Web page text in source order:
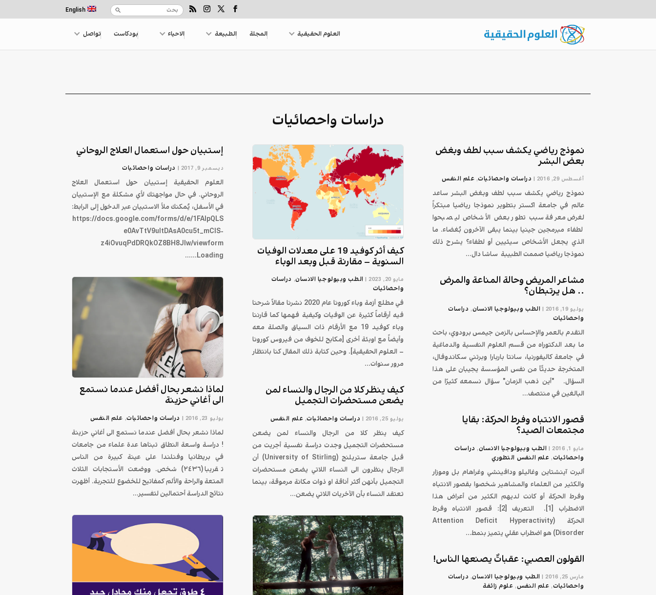
English
العلوم الحقيقية المجلة الطبيعة الاحياء بودكاست تواصل
دراسات واحصائيات
نموذج رياضي يكشف سبب لطف وبغض
بعض البشر
أغسطس 29, 2016 | دراسات واحصائيات, علم النفس
نموذج رياضي يكشف سبب لطف وبغض البشر ساعد
عالم في جامعة اكستر بتطوير نموذجا رياضيا مبتكراً
لغرض معرفة سبب تطور بعض الأشخاص ليصبحوا
لطفاء مبرمجين جينيا بينما يبقى الآخرون بُغضاء. ما
الذي يجعل الأشخاص سيئيين أو لطفاء؟ يشرح ذلك
نموذجا رياضيا صممت الطبيبة ساشا دال...
مشاعر المريض وحالة المناعة والمرض
.. هل يرتبطان؟
يوليو 19, 2016 | الطب وبيولوجيا الانسان, دراسات
واحصائيات
التقدم بالعمر والإحساس بالزمن جيمس برودوي، باحث
ما بعد الدكتوراه من قسم العلوم النفسية والدماغية
في جامعة كاليفورنيا، سانتا باربارا وبرتني سكاندوفال،
المتخرجة حديثًأ من نفس المؤسسة يجيبان على هذا
السؤال. "أين ذهب الزمان" سؤال نسمعه كثيرًا من
البالغين في منتصف...
قصور الانتباه وفرط الحركة: بقايا
مجتمعات الصيد؟
مايو 1, 2016 | الطب وبيولوجيا الانسان, دراسات
واحصائيات, علم النفس التطوري
ألبرت آينشتاين وغاليلو ودافينشي وغراهام بل وموزار
والكثير من العلماء والمشاهير شخصوا بقصور الانتباه
وفرط الحركة أو كانت لديهم الكثير من أعراض هذا
الاضطراب [1]. التعريف [2]: قصور الانتباه وفرط
الحركة (Attention Deficit Hyperactivity
Disorder) هو اضطراب عقلي يتميز بنمط...
القولون العصبي: عقباتٌ يصنعها الناس!
مارس 25, 2016 | الطب وبيولوجيا الانسان, دراسات
واحصائيات, علم النفس, علوم زائفة
كيف أثر كوفيد 19 على معدلات الوفيات
السنوية – مقارنة قبل وبعد الوباء
مايو 20, 2023 | الطب وبيولوجيا الانسان, دراسات
واحصائيات
في مطلع أزمة وباء كورونا عام 2020 نشرنا مقالاً شرحنا
فيه أرقاماً كثيرة عن الوفيات وكيفية فهمها كما قارننا
وباء كوفيد 19 مع الأرقام ذات السياق والصلة معه
وأيضاً مع اوبئة أخرى [مكابح للخوف من فيروس كورونا
– العلوم الحقيقية]. وحين كتابة ذلك المقال كنا بانتظار
مرور سنوات...
كيف ينظر كلا من الرجال والنساء لمن
يضعن مستحضرات التجميل
يوليو 25, 2016 | دراسات واحصائيات, علم النفس
كيف ينظر كلا من الرجال والنساء لمن يضعن
مستحضرات التجميل وجدت دراسة نفسية أجريت من
قبل جامعة ستريلنج (University of Stirling) أن
الرجال ينظرون الى النساء اللاتي يضعن مستحضرات
التجميل بأنهن أكثر أناقة او ذوات مكانة مرموقة، بينما
تعتقد النساء بأن الآخريات اللاتي يضعن...
إستبيان حول استعمال العلاج الروحاني
ديسمبر 9, 2017 | دراسات واحصائيات
العلوم الحقيقية إستبيان حول استعمال العلاج
الروحاني. في حال مواجهتك لأي مشكلة مع الإستبيان
في الأسفل، يُمكنك ملأ الاستبيان عبر الدخول إلى الرابط:
https://docs.google.com/forms/d/e/1FAIpQLS
e0AvTtV9uItDAsA0cu5t_mClS-
z4iOvuqPdDRQkOZ8BH8Jlw/viewform
Loading......
لماذا نشعر بحال أفضل عندما نستمع
الى أغاني حزينة
يوليو 23, 2016 | دراسات واحصائيات, علم النفس
لماذا نشعر بحال أفضل عندما نستمع الى أغاني حزينة
! دراسة واسعة النطاق تبناها عدة علماء من جامعات
في بريطانيا وفنلندا على عينة كبيرة من الناس
تقريبا (٢٤٣٦) شخص. ووضعت الأستجابات الثلاث
المتعة والراحة والألم كمفاتيح للخضوع للتجربة. أظهرت
نتائج الدراسة أحتمالين لتفسير...